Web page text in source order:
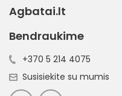
Agbatai.lt
Bendraukime
+370 5 214 4075
Susisiekite su mumis